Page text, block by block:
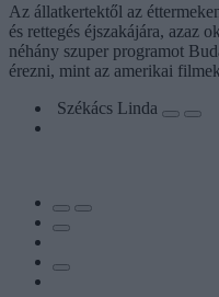
Az állatkertektől az
és rettegés éjszakájára, azaz
néhány szuper programot
érezni, mint az amerikai
Székács Linda